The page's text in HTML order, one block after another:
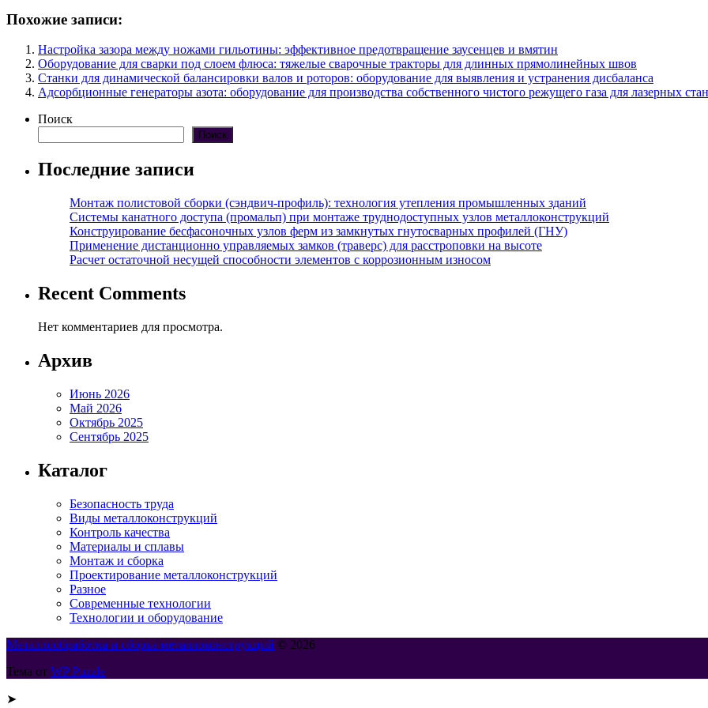
Похожие записи:
Настройка зазора между ножами гильотины: эффективное предотвращение заусенцев и вмятин
Оборудование для сварки под слоем флюса: тяжелые сварочные тракторы для длинных прямолинейных швов
Станки для динамической балансировки валов и роторов: оборудование для выявления и устранения дисбаланса
Адсорбционные генераторы азота: оборудование для производства собственного чистого режущего газа для лазерных
Поиск
Поиск
Последние записи
Монтаж полистовой сборки (сэндвич-профиль): технология утепления промышленных зданий
Системы канатного доступа (промальп) при монтаже труднодоступных узлов металлоконструкций
Конструирование бесфасоночных узлов ферм из замкнутых гнутосварных профилей (ГНУ)
Применение дистанционно управляемых замков (траверс) для расстроповки на высоте
Расчет остаточной несущей способности элементов с коррозионным износом
Recent Comments
Нет комментариев для просмотра.
Архив
Июнь 2026
Май 2026
Октябрь 2025
Сентябрь 2025
Каталог
Безопасность труда
Виды металлоконструкций
Контроль качества
Материалы и сплавы
Монтаж и сборка
Проектирование металлоконструкций
Разное
Современные технологии
Технологии и оборудование
Металлообработка и сборка металлоконструкций © 2026
Тема от WP Puzzle
➤